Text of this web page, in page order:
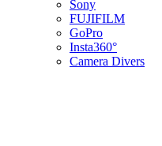
Sony
FUJIFILM
GoPro
Insta360°
Camera Divers